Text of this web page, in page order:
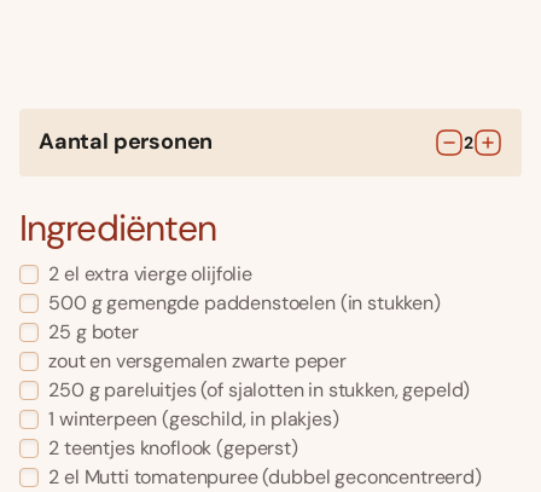
Aantal personen 2
Ingrediënten
2el extra vierge olijfolie
500 ggemengde paddenstoelen(in stukken)
25 g boter
zout en versgemalen zwarte peper
250 g pareluitjes(of sjalotten in stukken, gepeld)
1 winterpeen(geschild, in plakjes)
2teentjes knoflook(geperst)
2el Mutti tomatenpuree(dubbel geconcentreerd)